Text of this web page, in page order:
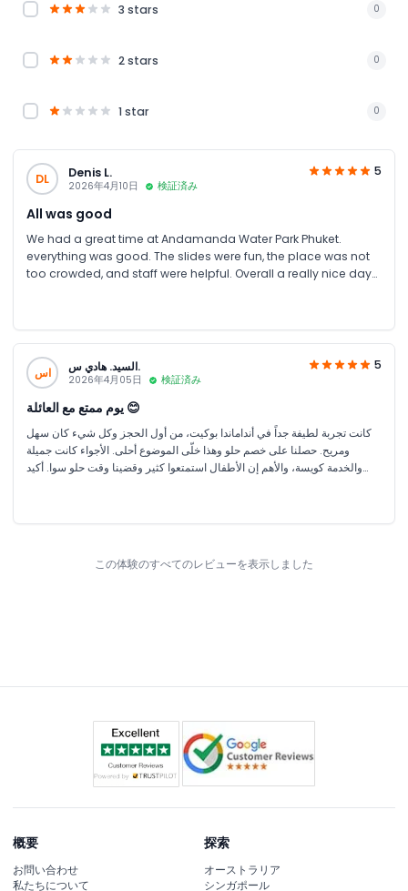
3 stars 0
2 stars 0
1 star 0
DL Denis L.
2026年4月10日 検証済み
5
All was good
We had a great time at Andamanda Water Park Phuket.
everything was good. The slides were fun, the place was not
too crowded, and staff were helpful. Overall a really nice day
اس السيد. هادي س.
2026年4月05日 検証済み
5
يوم ممتع مع العائلة 😊
كانت تجربة لطيفة جداً في أنداماندا بوكيت، من أول الحجز وكل شيء كان سهل
ومريح. حصلنا على خصم حلو وهذا خلّى الموضوع أحلى. الأجواء كانت جميلة
والخدمة كويسة، والأهم إن الأطفال استمتعوا كثير وقضينا وقت حلو سوا. أكيد
この体験のすべてのレビューを表示しました
概要
お問い合わせ
私たちについて
探索
オーストラリア
シンガポール